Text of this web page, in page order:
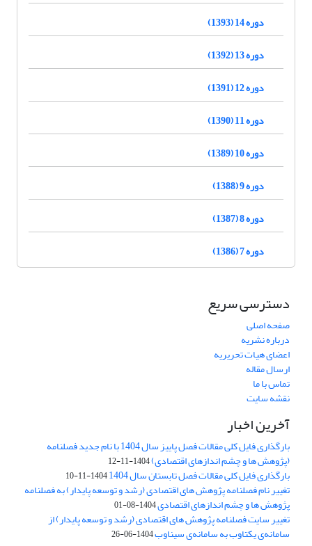
دوره 14 (1393)
دوره 13 (1392)
دوره 12 (1391)
دوره 11 (1390)
دوره 10 (1389)
دوره 9 (1388)
دوره 8 (1387)
دوره 7 (1386)
دسترسی سریع
صفحه اصلی
درباره نشریه
اعضای هیات تحریریه
ارسال مقاله
تماس با ما
نقشه سایت
آخرین اخبار
بارگذاری فایل کلی مقالات فصل پاییز سال 1404 با نام جدید فصلنامه
(پژوهش ها و چشم اندازهای اقتصادی)1404-11-12
بارگذاری فایل کلی مقالات فصل تابستان سال 1404 1404-11-10
تغییر نام فصلنامه پژوهش های اقتصادی (رشد و توسعه پایدار) به فصلنامه
پژوهش ها و چشم اندازهای اقتصادی1404-08-01
تغییر سایت فصلنامه پژوهش های اقتصادی (رشد و توسعه پایدار) از
سامانه‌ی یکتاوب به سامانه‌ی سیناوب1404-06-26